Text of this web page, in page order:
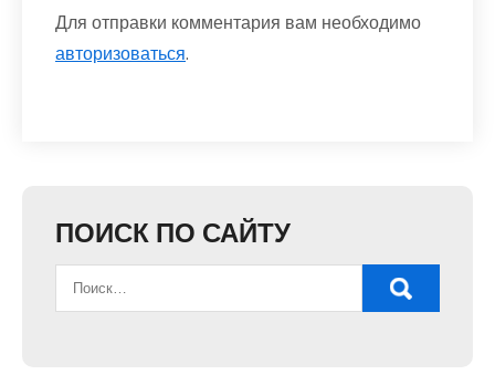
Для отправки комментария вам необходимо
авторизоваться.
ПОИСК ПО САЙТУ